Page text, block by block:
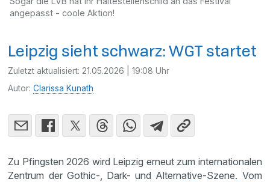
angepasst - coole Aktion!
Leipzig sieht schwarz: WGT startet
Zuletzt aktualisiert: 21.05.2026 | 19:08 Uhr
Autor:Clarissa Kunath
Zu Pfingsten 2026 wird Leipzig erneut zum internationalen
Zentrum der Gothic-, Dark- und Alternative-Szene. Vom